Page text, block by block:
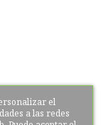
el
a las redes